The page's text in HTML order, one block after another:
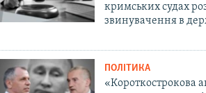
кримських судах
звинувачення в
ПОЛІТИКА
«Короткострокова